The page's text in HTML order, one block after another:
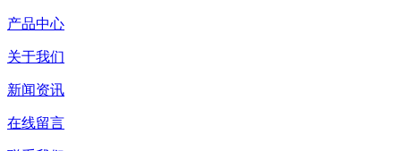
产品中心
关于我们
新闻资讯
在线留言